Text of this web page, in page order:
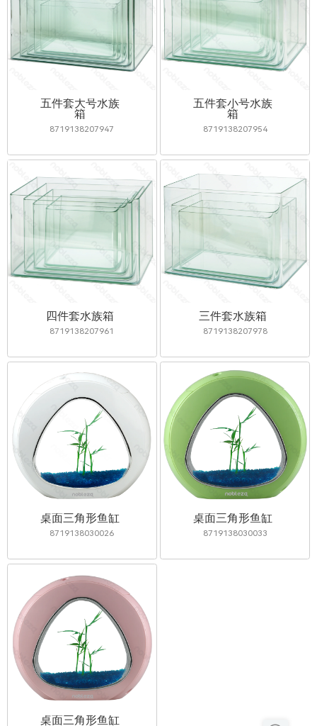
五件套大号水族
箱
8719138207947
五件套小号水族
箱
8719138207954
四件套水族箱
8719138207961
三件套水族箱
8719138207978
桌面三角形鱼缸
8719138030026
桌面三角形鱼缸
8719138030033
桌面三角形鱼缸